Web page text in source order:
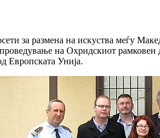
за размена на искуства меѓу
на Охридскиот
Европската Унија.